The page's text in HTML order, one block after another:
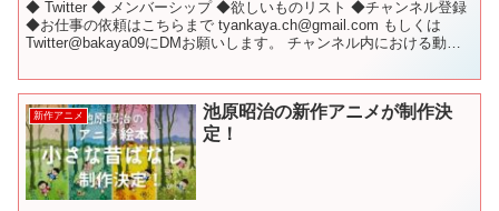
◆ Twitter ◆ メンバーシップ ◆欲しいものリスト ◆チャンネル登録
◆お仕事の依頼はこちらまで tyankaya.ch@gmail.com もしくは
Twitter@bakaya09にDMお願いします。 チャンネル内における動画
新作アニメ
池原昭治の新作アニメが制作決
定！